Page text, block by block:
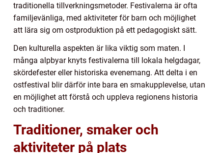
traditionella tillverkningsmetoder. Festivalerna är ofta
familjevänliga, med aktiviteter för barn och möjlighet
att lära sig om ostproduktion på ett pedagogiskt sätt.
Den kulturella aspekten är lika viktig som maten. I
många alpbyar knyts festivalerna till lokala helgdagar,
skördefester eller historiska evenemang. Att delta i en
ostfestival blir därför inte bara en smakupplevelse, utan
en möjlighet att förstå och uppleva regionens historia
och traditioner.
Traditioner, smaker och
aktiviteter på plats